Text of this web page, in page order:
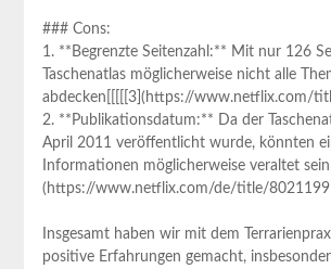
### Cons:
1. **Begrenzte ⁣Seitenzahl:** Mit nur ⁣126
Taschenatlas‍ möglicherweise nicht alle
abdecken[[[[[3](https://www.netflix.com/
2. **Publikationsdatum:** Da der
April 2011⁢ veröffentlicht wurde,⁤ könnten
Informationen möglicherweise⁢ veraltet
(https://www.netflix.com/de/title/
Insgesamt haben wir mit dem
positive Erfahrungen‍ gemacht,​